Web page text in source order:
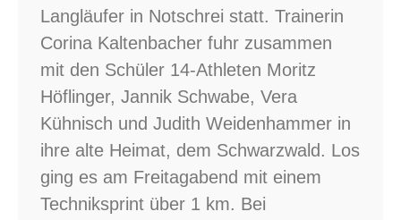
Langläufer in Notschrei statt. Trainerin
Corina Kaltenbacher fuhr zusammen
mit den Schüler 14-Athleten Moritz
Höflinger, Jannik Schwabe, Vera
Kühnisch und Judith Weidenhammer in
ihre alte Heimat, dem Schwarzwald. Los
ging es am Freitagabend mit einem
Techniksprint über 1 km. Bei